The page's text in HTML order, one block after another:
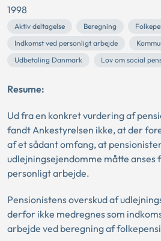
1998
Aktiv deltagelse Beregning
Indkomst ved personligt arbejde
Udbetaling Danmark
Lov om social
Resume:
Ud fra en konkret vurdering af
fandt Ankestyrelsen ikke, at der
af et sådant omfang, at
udlejningsejendomme måtte anses
personligt arbejde.
Pensionistens overskud af
derfor ikke medregnes som
arbejde ved beregning af